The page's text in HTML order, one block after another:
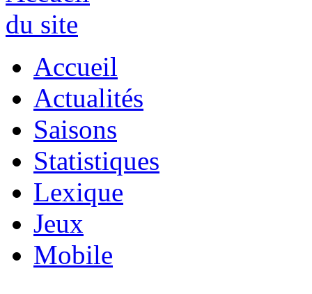
Accueil
Actualités
Saisons
Statistiques
Lexique
Jeux
Mobile